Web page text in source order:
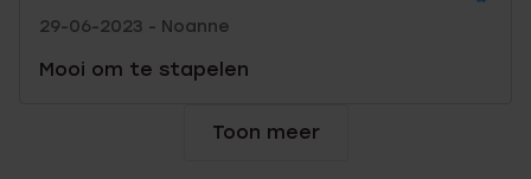
29-06-2023 - Noanne
Mooi om te stapelen
Toon meer